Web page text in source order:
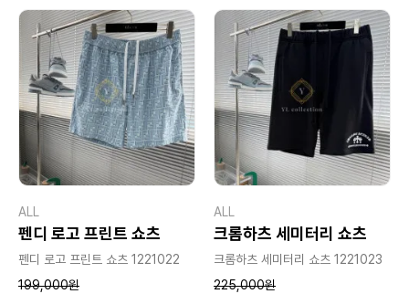
ALL
펜디 로고 프린트 쇼츠
펜디 로고 프린트 쇼츠 1221022
199,000원
ALL
크롬하츠 세미터리 쇼츠
크롬하츠 세미터리 쇼츠 1221023
225,000원